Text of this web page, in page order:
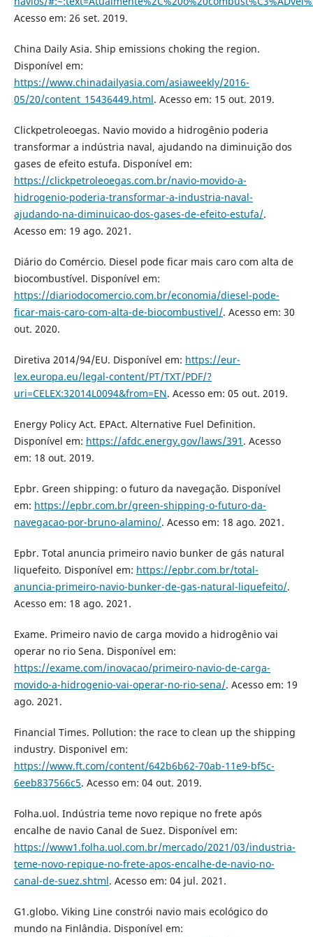
Acesso em: 26 set. 2019.
China Daily Asia. Ship emissions choking the region.
Disponível em:
https://www.chinadailyasia.com/asiaweekly/2016-
05/20/content_15436449.html. Acesso em: 15 out. 2019.
Clickpetroleoegas. Navio movido a hidrogênio poderia
transformar a indústria naval, ajudando na diminuição dos
gases de efeito estufa. Disponível em:
https://clickpetroleoegas.com.br/navio-movido-a-
hidrogenio-poderia-transformar-a-industria-naval-
ajudando-na-diminuicao-dos-gases-de-efeito-estufa/.
Acesso em: 19 ago. 2021.
Diário do Comércio. Diesel pode ficar mais caro com alta de
biocombustível. Disponível em:
https://diariodocomercio.com.br/economia/diesel-pode-
ficar-mais-caro-com-alta-de-biocombustivel/. Acesso em: 30
out. 2020.
Diretiva 2014/94/EU. Disponível em: https://eur-
lex.europa.eu/legal-content/PT/TXT/PDF/?
uri=CELEX:32014L0094&from=EN. Acesso em: 05 out. 2019.
Energy Policy Act. EPAct. Alternative Fuel Definition.
Disponível em: https://afdc.energy.gov/laws/391 . Acesso
em: 18 out. 2019.
Epbr. Green shipping: o futuro da navegação. Disponível
em: https://epbr.com.br/green-shipping-o-futuro-da-
navegacao-por-bruno-alamino/. Acesso em: 18 ago. 2021.
Epbr. Total anuncia primeiro navio bunker de gás natural
liquefeito. Disponível em: https://epbr.com.br/total-
anuncia-primeiro-navio-bunker-de-gas-natural-liquefeito/.
Acesso em: 18 ago. 2021.
Exame. Primeiro navio de carga movido a hidrogênio vai
operar no rio Sena. Disponível em:
https://exame.com/inovacao/primeiro-navio-de-carga-
movido-a-hidrogenio-vai-operar-no-rio-sena/. Acesso em: 19
ago. 2021.
Financial Times. Pollution: the race to clean up the shipping
industry. Disponivel em:
https://www.ft.com/content/642b6b62-70ab-11e9-bf5c-
6eeb837566c5. Acesso em: 04 out. 2019.
Folha.uol. Indústria teme novo repique no frete após
encalhe de navio Canal de Suez. Disponível em:
https://www1.folha.uol.com.br/mercado/2021/03/industria-
teme-novo-repique-no-frete-apos-encalhe-de-navio-no-
canal-de-suez.shtml. Acesso em: 04 jul. 2021.
G1.globo. Viking Line constrói navio mais ecológico do
mundo na Finlândia. Disponível em: